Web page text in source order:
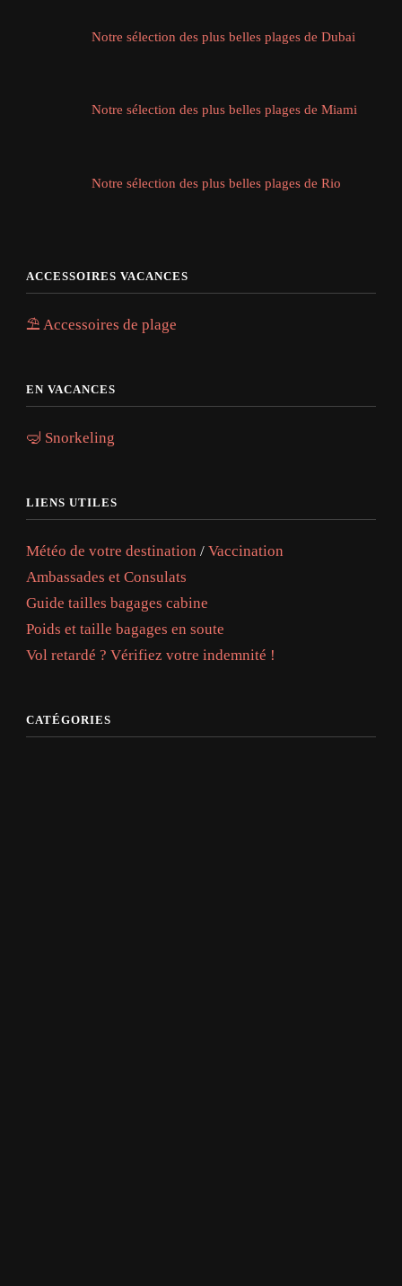
Notre sélection des plus belles plages de Dubai
Notre sélection des plus belles plages de Miami
Notre sélection des plus belles plages de Rio
ACCESSOIRES VACANCES
⛱️ Accessoires de plage
EN VACANCES
🤿 Snorkeling
LIENS UTILES
Météo de votre destination / Vaccination
Ambassades et Consulats
Guide tailles bagages cabine
Poids et taille bagages en soute
Vol retardé ? Vérifiez votre indemnité !
CATÉGORIES